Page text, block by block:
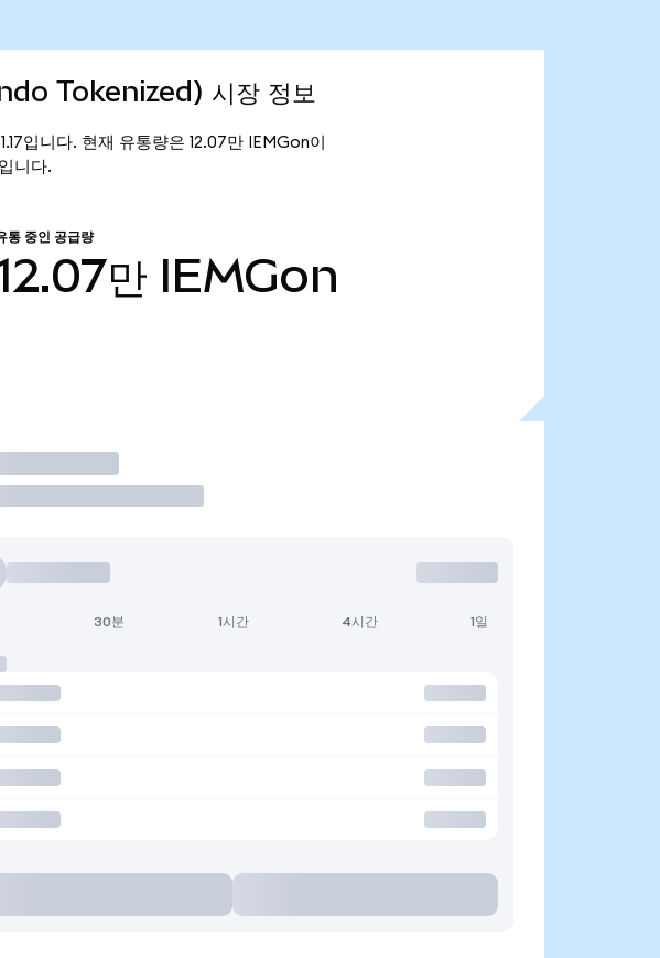
Tokenized) 시장 정보
입니다. 현재 유통량은 12.07만 IEMGon이
니다.
통 중인 공급량
만 IEMGon
30분 1시간 4시간 1일